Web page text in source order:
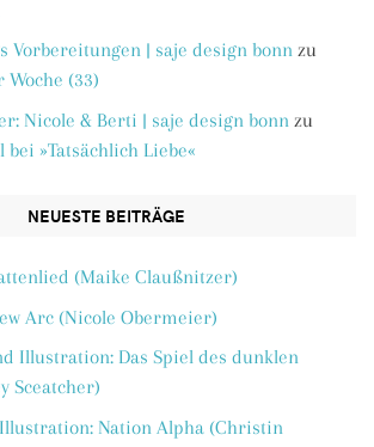
Vorbereitungen | saje design bonn zu
(33)
Nicole & Berti | saje design bonn zu
bei »Tatsächlich Liebe«
NEUESTE BEITRÄGE
(Maike Claußnitzer)
Arc (Nicole Obermeier)
Illustration: Das Spiel des dunklen
Sceatcher)
Nation Alpha (Christin